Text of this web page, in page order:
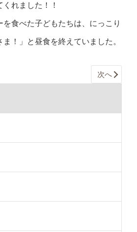
れました！！
を食べた子どもたちは、にっこり
！」と昼食を終えていました。
次へ